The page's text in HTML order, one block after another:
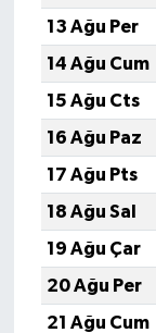
13 Ağu Per
14 Ağu Cum
15 Ağu Cts
16 Ağu Paz
17 Ağu Pts
18 Ağu Sal
19 Ağu Çar
20 Ağu Per
21 Ağu Cum